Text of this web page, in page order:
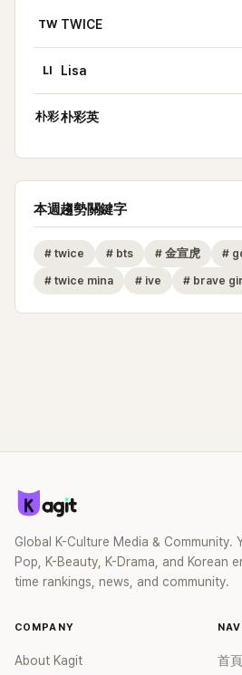
TW TWICE
LI Lisa
朴彩朴彩英
本週趨勢關鍵字
# twice # bts # 金宣虎 #
# twice mina # ive # brave
Global K-Culture Media & Community.
Pop, K-Beauty, K-Drama, and Korean
time rankings, news, and community.
COMPANY
About Kagit 首頁